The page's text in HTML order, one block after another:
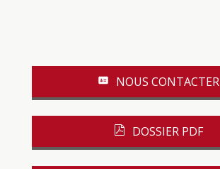
NOUS CONTACTER
DOSSIER PDF